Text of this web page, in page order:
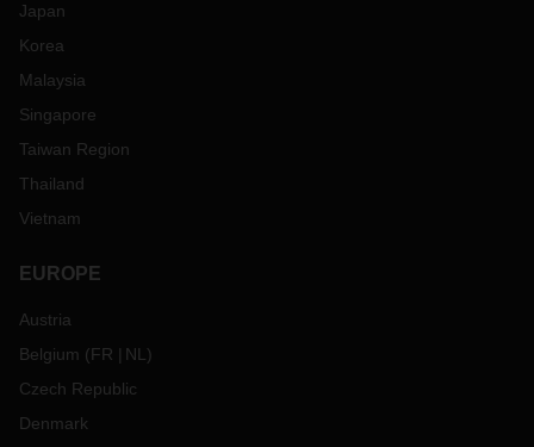
Japan
Korea
Malaysia
Singapore
Taiwan Region
Thailand
Vietnam
EUROPE
Austria
Belgium (FR NL )
Czech Republic
Denmark